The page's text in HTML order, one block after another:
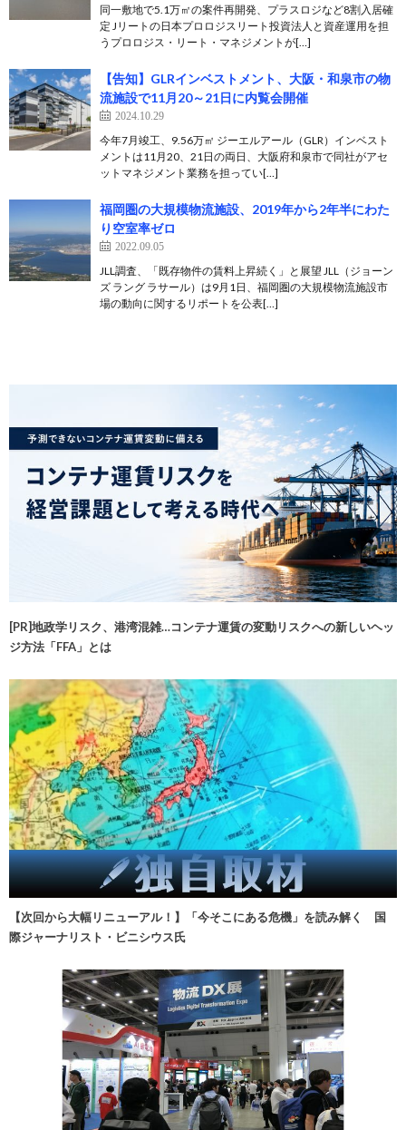
同一敷地で5.1万㎡の案件再開発、プラスロジなど8割入居確
定 Jリートの日本プロロジスリート投資法人と資産運用を担
うプロロジス・リート・マネジメントが[…]
【告知】GLRインベストメント、大阪・和泉市の物
流施設で11月20～21日に内覧会開催
2024.10.29
今年7月竣工、9.56万㎡ ジーエルアール（GLR）インベスト
メントは11月20、21日の両日、大阪府和泉市で同社がアセ
ットマネジメント業務を担ってい[…]
福岡圏の大規模物流施設、2019年から2年半にわた
り空室率ゼロ
2022.09.05
JLL調査、「既存物件の賃料上昇続く」と展望 JLL（ジョーン
ズ ラング ラサール）は9月1日、福岡圏の大規模物流施設市
場の動向に関するリポートを公表[…]
[PR]地政学リスク、港湾混雑…コンテナ運賃の変動リスクへの新しいヘッ
ジ方法「FFA」とは
【次回から大幅リニューアル！】「今そこにある危機」を読み解く 国
際ジャーナリスト・ビニシウス氏